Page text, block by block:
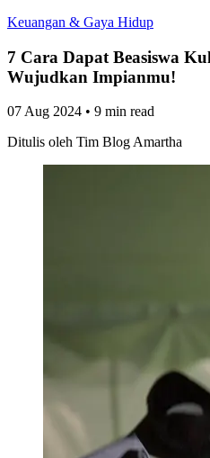
Keuangan & Gaya Hidup
7 Cara Dapat Beasiswa
Wujudkan Impianmu!
07 Aug 2024 • 9 min read
Ditulis oleh Tim Blog Amartha